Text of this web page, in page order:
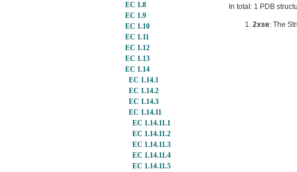
EC 1.8
EC 1.9
EC 1.10
EC 1.11
EC 1.12
EC 1.13
EC 1.14
EC 1.14.1
EC 1.14.2
EC 1.14.3
EC 1.14.11
EC 1.14.11.1
EC 1.14.11.2
EC 1.14.11.3
EC 1.14.11.4
EC 1.14.11.5
In total: 1 PDB
2xse: The